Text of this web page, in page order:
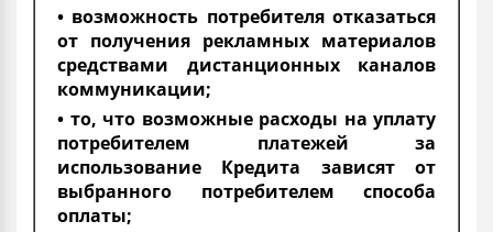
• возможность потребителя отказаться
от получения рекламных материалов
средствами дистанционных каналов
коммуникации;
• то, что возможные расходы на уплату
потребителем платежей за
использование Кредита зависят от
выбранного потребителем способа
оплаты;